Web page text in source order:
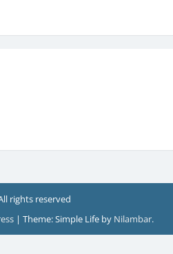
rights reserved
| Theme: Simple Life by Nilambar.